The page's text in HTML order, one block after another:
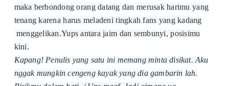
maka berbondong orang datang dan merusak harimu yang
tenang karena harus meladeni tingkah fans yang kadang
menggelikan.Yups antara jaim dan sembunyi, posisimu
kini.
Kapang! Penulis yang satu ini memang minta disikat. Aku
nggak mungkin cengeng kayak yang dia gambarin lah.